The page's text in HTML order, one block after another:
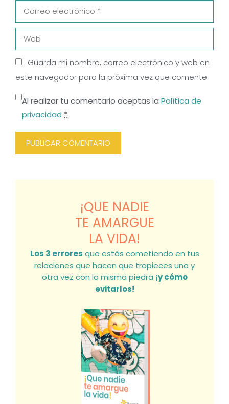
Correo
electrónico
Web
Guarda mi nombre, correo electrónico y web en
este navegador para la próxima vez que comente.
Al realizar tu comentario aceptas la Política de
privacidad *
¡QUE NADIE
TE AMARGUE
LA VIDA!
Los 3 errores que estás cometiendo en tus
relaciones que hacen que tropieces una y
otra vez con la misma piedra ¡y cómo
evitarlos!